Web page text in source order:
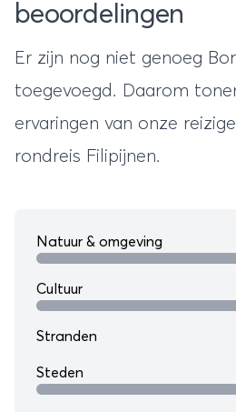
beoordelingen
Er zijn nog niet genoeg
toegevoegd. Daarom
ervaringen van onze
rondreis Filipijnen.
Natuur & omgeving
Cultuur
Stranden
Steden